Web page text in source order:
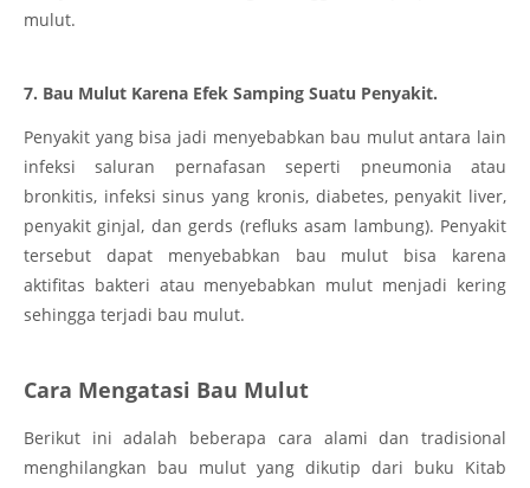
mulut.
7. Bau Mulut Karena Efek Samping Suatu Penyakit.
Penyakit yang bisa jadi menyebabkan bau mulut antara lain
infeksi saluran pernafasan seperti pneumonia atau
bronkitis, infeksi sinus yang kronis, diabetes, penyakit liver,
penyakit ginjal, dan gerds (refluks asam lambung). Penyakit
tersebut dapat menyebabkan bau mulut bisa karena
aktifitas bakteri atau menyebabkan mulut menjadi kering
sehingga terjadi bau mulut.
Cara Mengatasi Bau Mulut
Berikut ini adalah beberapa cara alami dan tradisional
menghilangkan bau mulut yang dikutip dari buku Kitab